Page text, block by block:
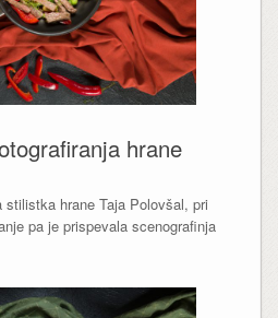
hrane
stilistka hrane Taja Polovšal, pri
pa je prispevala scenografinja